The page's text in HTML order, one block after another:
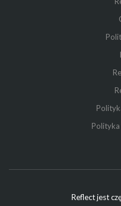
Reflect jest